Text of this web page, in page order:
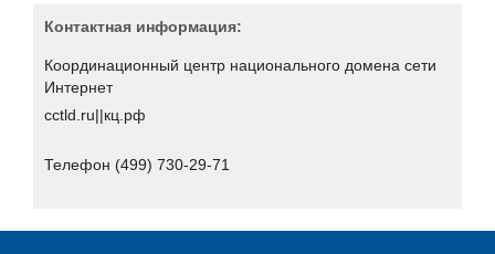
Xello
«НПЦ «КСБ»
Айдеко
Актив
Аладдин Р.Д.
Контактная информация:
Координационный центр национального домена сети
Интернет
cctld.ru||кц.рф
Телефон (499) 730-29-71